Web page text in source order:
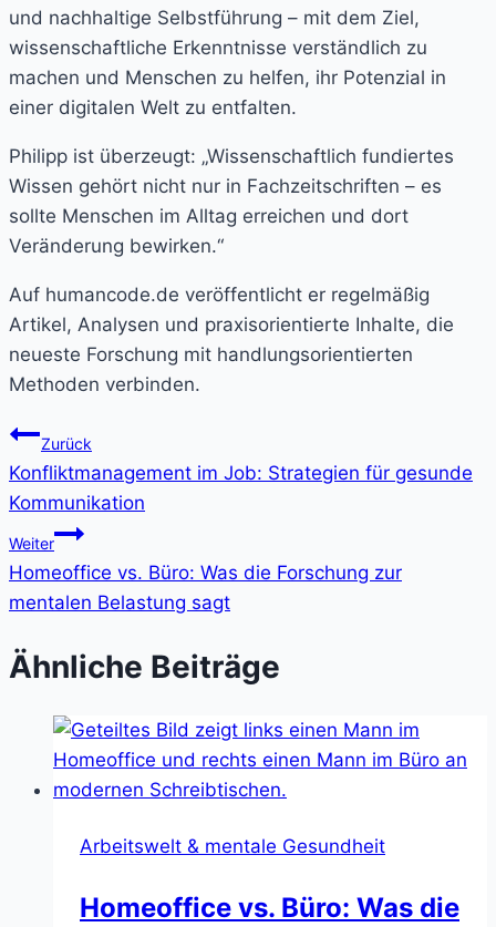
und nachhaltige Selbstführung – mit dem Ziel,
wissenschaftliche Erkenntnisse verständlich zu
machen und Menschen zu helfen, ihr Potenzial in
einer digitalen Welt zu entfalten.
Philipp ist überzeugt: „Wissenschaftlich fundiertes
Wissen gehört nicht nur in Fachzeitschriften – es
sollte Menschen im Alltag erreichen und dort
Veränderung bewirken.“
Auf humancode.de veröffentlicht er regelmäßig
Artikel, Analysen und praxisorientierte Inhalte, die
neueste Forschung mit handlungsorientierten
Methoden verbinden.
Beitragsnavigation
Zurück
Konfliktmanagement im Job: Strategien für gesunde
Kommunikation
Weiter
Homeoffice vs. Büro: Was die Forschung zur
mentalen Belastung sagt
Ähnliche Beiträge
Arbeitswelt & mentale Gesundheit
Homeoffice vs. Büro: Was die